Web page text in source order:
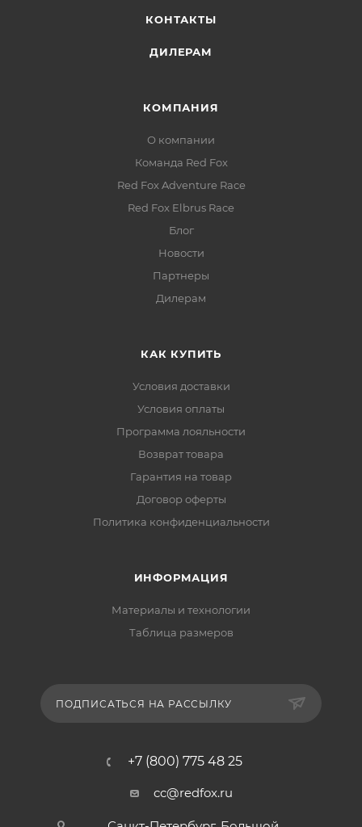
КОНТАКТЫ
ДИЛЕРАМ
КОМПАНИЯ
О компании
Команда Red Fox
Red Fox Adventure Race
Red Fox Elbrus Race
Блог
Новости
Партнеры
Дилерам
КАК КУПИТЬ
Условия доставки
Условия оплаты
Программа лояльности
Возврат товара
Гарантия на товар
Договор оферты
Политика конфиденциальности
ИНФОРМАЦИЯ
Материалы и технологии
Таблица размеров
ПОДПИСАТЬСЯ НА РАССЫЛКУ
+7 (800) 775 48 25
cc@redfox.ru